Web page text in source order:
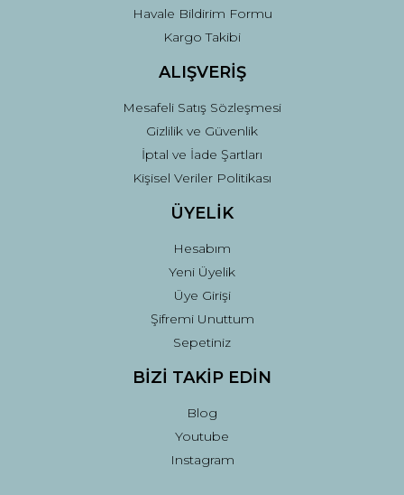
Havale Bildirim Formu
Kargo Takibi
ALIŞVERİŞ
Mesafeli Satış Sözleşmesi
Gizlilik ve Güvenlik
İptal ve İade Şartları
Kişisel Veriler Politikası
ÜYELİK
Hesabım
Yeni Üyelik
Üye Girişi
Şifremi Unuttum
Sepetiniz
BİZİ TAKİP EDİN
Blog
Youtube
Instagram